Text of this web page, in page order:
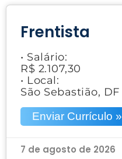
Frentista
• Salário:
R$ 2.107,30
• Local:
São Sebastião, DF
Enviar Currículo »
7 de agosto de 2026